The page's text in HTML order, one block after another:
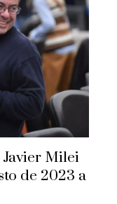
Milei
de 2023 a